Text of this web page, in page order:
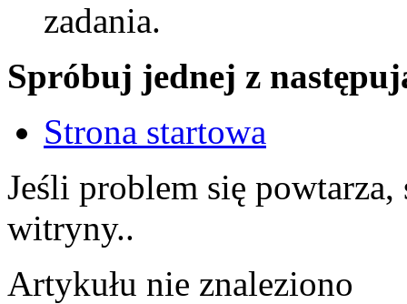
zadania.
Spróbuj jednej z
Strona startowa
Jeśli problem się
witryny..
Artykułu nie znaleziono